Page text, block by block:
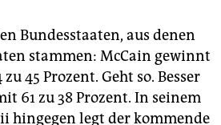
Bundesstaaten, aus denen
stammen: McCain gewinnt
45 Prozent. Geht so. Besser
61 zu 38 Prozent. In seinem
hingegen legt der kommende